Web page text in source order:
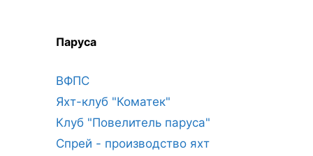
Паруса
ВФПС
Яхт-клуб "Коматек"
Клуб "Повелитель паруса"
Спрей - производство яхт